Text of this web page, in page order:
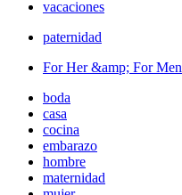
vacaciones
paternidad
For Her &amp; For Men
boda
casa
cocina
embarazo
hombre
maternidad